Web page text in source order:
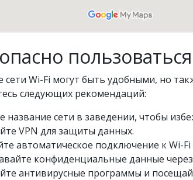
Wi-Fi могут быть удобными, но
следующих рекомендаций:
название сети в заведении, чтобы
VPN для защиты данных.
автоматическое подключение к Wi-Fi
конфиденциальные данные
антивирусные программы и